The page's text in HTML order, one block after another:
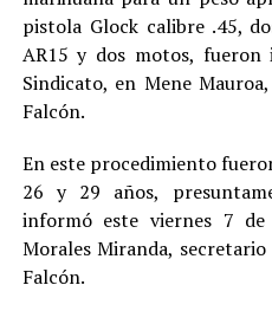
pistola Glock calibre .45,
AR15 y dos motos,
Sindicato, en Mene
Falcón.
En este procedimiento
26 y 29 años,
informó este viernes 7
Morales Miranda, secretario
Falcón.